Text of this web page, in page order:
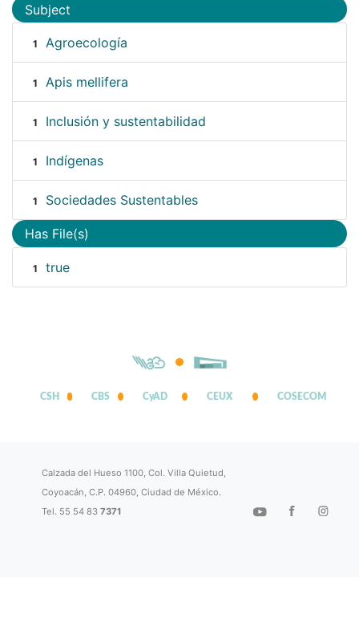
Subject
1 Agroecología
1 Apis mellifera
1 Inclusión y sustentabilidad
1 Indígenas
1 Sociedades Sustentables
Has File(s)
1 true
CSH CBS CyAD CEUX COSECOM
Calzada del Hueso 1100, Col. Villa Quietud,
Coyoacán, C.P. 04960, Ciudad de México.
Tel. 55 54 837371